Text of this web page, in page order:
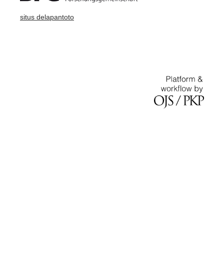
situs delapantoto